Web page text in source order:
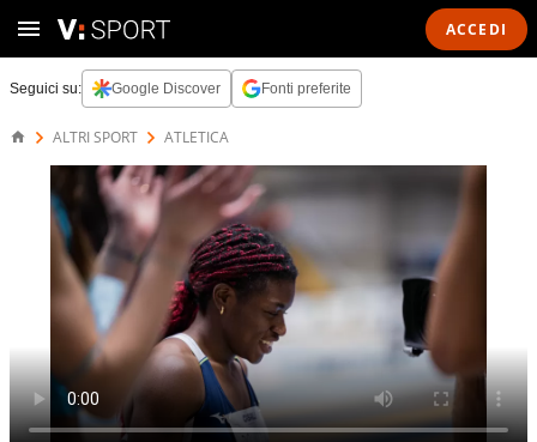
ACCEDI
Seguici su: Google Discover Fonti preferite
ALTRI SPORT ATLETICA